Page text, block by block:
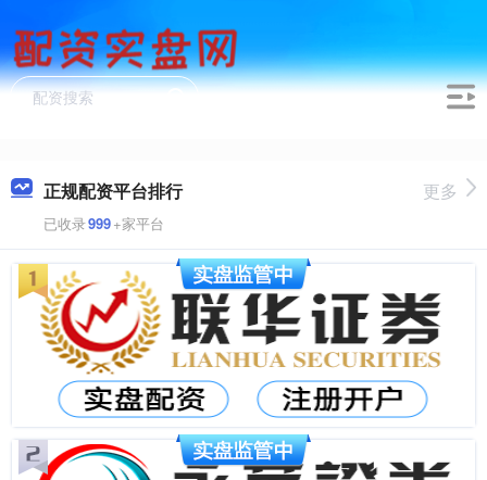
正规配资平台排行
已收录999+家平台
更多